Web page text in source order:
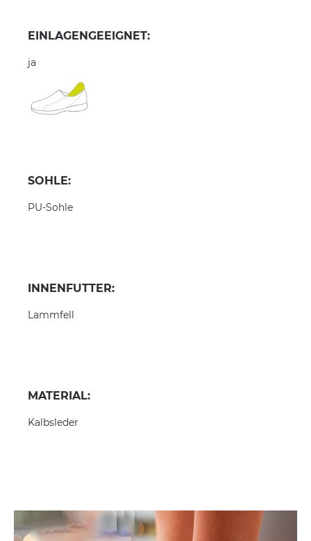
EINLAGENGEEIGNET:
ja
SOHLE:
PU-Sohle
INNENFUTTER:
Lammfell
MATERIAL:
Kalbsleder